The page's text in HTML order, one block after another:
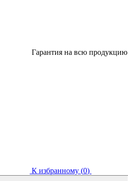
Гарантия на всю продукцию
К избранному (0)